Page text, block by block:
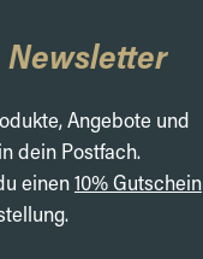
Angebote und
dein Postfach.
einen10% Gutschein